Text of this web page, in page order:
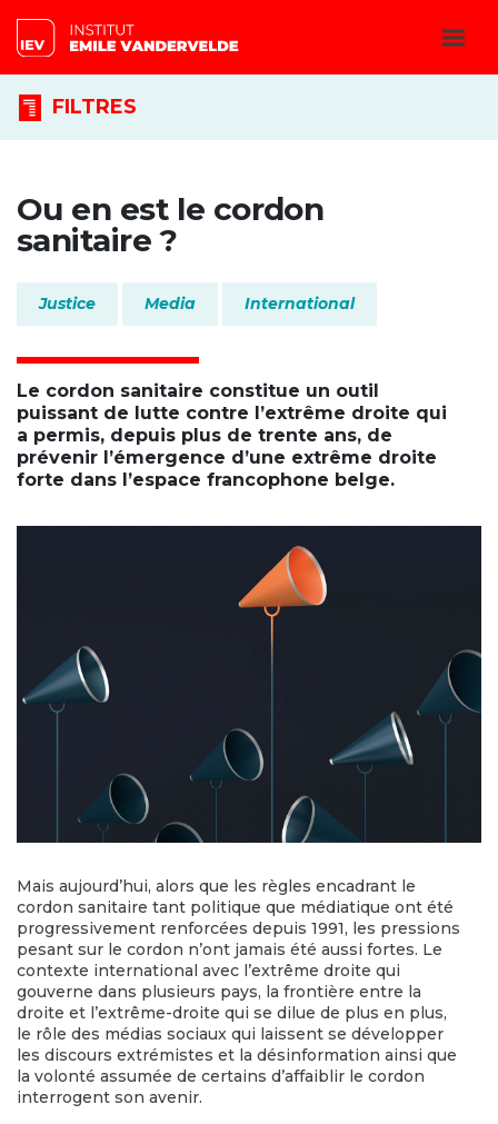
FILTRES
Ou en est le cordon
sanitaire ?
Justice Media International
Le cordon sanitaire constitue un outil
puissant de lutte contre l’extrême droite qui
a permis, depuis plus de trente ans, de
prévenir l’émergence d’une extrême droite
forte dans l’espace francophone belge.
Mais aujourd’hui, alors que les règles encadrant le
cordon sanitaire tant politique que médiatique ont été
progressivement renforcées depuis 1991, les pressions
pesant sur le cordon n’ont jamais été aussi fortes. Le
contexte international avec l’extrême droite qui
gouverne dans plusieurs pays, la frontière entre la
droite et l’extrême-droite qui se dilue de plus en plus,
le rôle des médias sociaux qui laissent se développer
les discours extrémistes et la désinformation ainsi que
la volonté assumée de certains d’affaiblir le cordon
interrogent son avenir.